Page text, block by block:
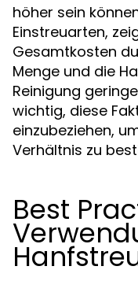
höher sein
Einstreuarten,
Gesamtkosten
Menge und die
Reinigung
wichtig, diese
einzubeziehen,
Verhältnis zu
Best